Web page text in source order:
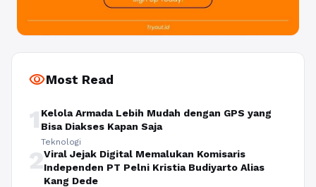
visibilityMost Read
1 Kelola Armada Lebih Mudah dengan GPS yang
Bisa Diakses Kapan Saja
Teknologi
2Viral Jejak Digital Memalukan Komisaris
Independen PT Pelni Kristia Budiyarto Alias
Kang Dede